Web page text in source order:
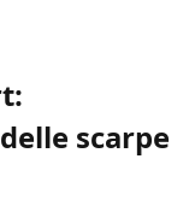
scarpe